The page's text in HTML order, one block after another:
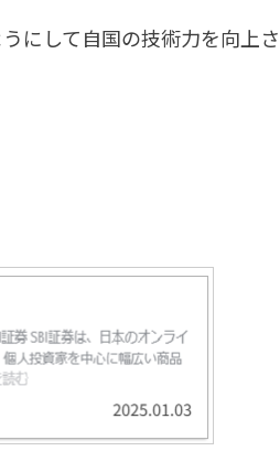
にして自国の技術力を向上さ